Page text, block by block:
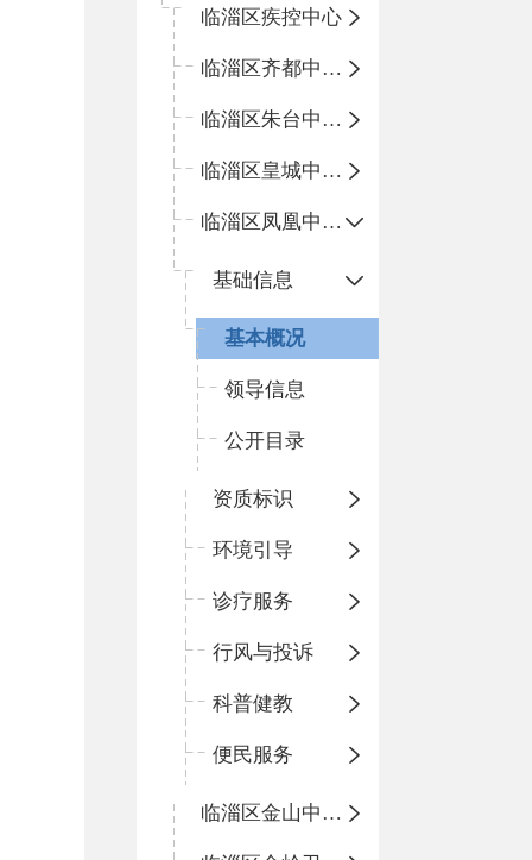
临淄区疾控中心
临淄区齐都中心卫生院
临淄区朱台中心卫生院
临淄区皇城中心卫生院
临淄区凤凰中心卫生院
基础信息
基本概况
领导信息
公开目录
资质标识
环境引导
诊疗服务
行风与投诉
科普健教
便民服务
临淄区金山中心卫生院